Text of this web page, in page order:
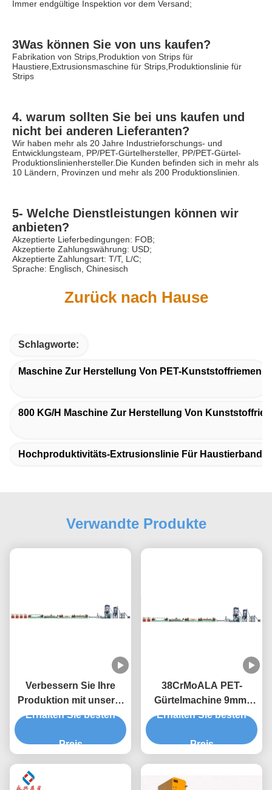
Immer endgültige Inspektion vor dem Versand;
3Was können Sie von uns kaufen?
Fabrikation von Strips,Produktion von Strips für
Haustiere,Extrusionsmaschine für Strips,Produktionslinie für
Strips
4. warum sollten Sie bei uns kaufen und
nicht bei anderen Lieferanten?
Wir haben mehr als 20 Jahre Industrieforschungs- und
Entwicklungsteam, PP/PET-Gürtelhersteller, PP/PET-Gürtel-
Produktionslinienhersteller.Die Kunden befinden sich in mehr als
10 Ländern, Provinzen und mehr als 200 Produktionslinien.
5- Welche Dienstleistungen können wir
anbieten?
Akzeptierte Lieferbedingungen: FOB;
Akzeptierte Zahlungswährung: USD;
Akzeptierte Zahlungsart: T/T, L/C;
Sprache: Englisch, Chinesisch
Zurück nach Hause
Schlagworte:
Maschine Zur Herstellung Von PET-Kunststoffriemen
800 KG/h Maschine Zur Herstellung Von
Hochproduktivitäts-Extrusionslinie Für Haustierband
Verwandte Produkte
Verbessern Sie Ihre
Produktion mit unserer
hochleistungsfähigen
Erhalten Sie besten
Preis
38CrMoALA PET-
Gürtelmachine 9mm-
Gürtelbandmachine
Erhalten Sie besten
Preis